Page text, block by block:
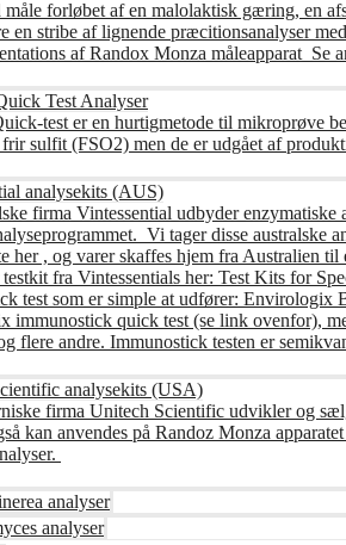
måle forløbet af en malolaktisk gæring, en
en stribe af lignende præcitionsanalyser
af Randox Monza måleapparat
Test Analyser
test er en hurtigmetode til mikroprøve
sulfit (FSO2) men de er udgået af
analysekits (AUS)
firma Vintessential udbyder
Vi tager disse australske
her , og varer skaffes hjem fra Australien
fra Vintessentials her: Test Kits for
test som er simple at udfører: Envirologix
immunostick quick test (se link ovenfor),
flere andre. Immunostick testen er
analysekits (USA)
firma Unitech Scientific udvikler og
kan anvendes på Randoz Monza
analyser
analyser